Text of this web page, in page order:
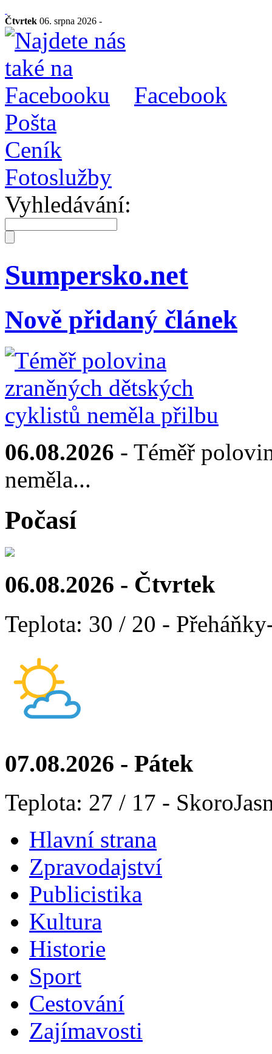
Čtvrtek 06. srpna 2026 -
Facebook
Pošta
Ceník
Fotoslužby
Vyhledávání:
Sumpersko.net
Nově přidaný článek
06.08.2026 - Téměř
neměla...
Počasí
06.08.2026 - Čtvrtek
Teplota: 30 / 20 -
07.08.2026 - Pátek
Teplota: 27 / 17 -
Hlavní strana
Zpravodajství
Publicistika
Kultura
Historie
Sport
Cestování
Zajímavosti